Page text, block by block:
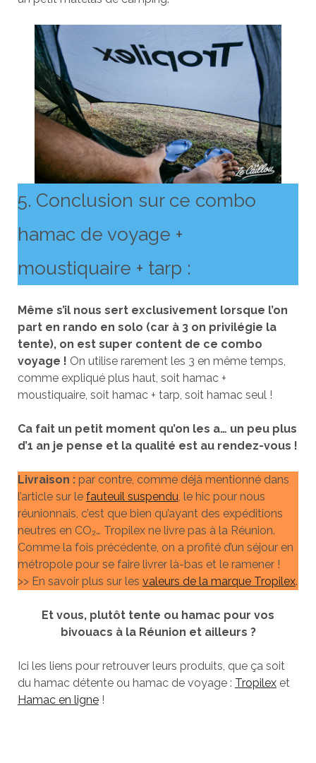
5. Conclusion sur ce combo
hamac de voyage +
moustiquaire + tarp :
Même s’il nous sert exclusivement lorsque l’on
part en rando en solo (car à 3 on privilégie la
tente), on est super content de ce combo
voyage ! On utilise rarement les 3 en même temps,
comme expliqué plus haut, soit hamac +
moustiquaire, soit hamac + tarp, soit hamac seul !
Ca fait un petit moment qu’on les a… un peu plus
d’1 an je pense et la qualité est au rendez-vous !
Livraison :par contre, comme déjà mentionné dans
l’article sur le fauteuil suspendu , le hic pour nous
réunionnais, c’est que bien qu’ayant des expéditions
neutres en CO₂… Tropilex ne livre pas à la Réunion.
Comme la fois précédente, on a profité d’un séjour en
métropole pour se faire livrer là-bas et le ramener !
>> En savoir plus sur les valeurs de la marque Tropilex.
Et vous, plutôt tente ou hamac pour vos
bivouacs à la Réunion et ailleurs ?
Ici les liens pour retrouver leurs produits, que ça soit
du hamac détente ou hamac de voyage : Tropilexet
Hamac en ligne!